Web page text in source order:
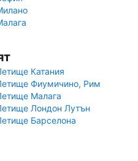
Катания
Фиумичино, Рим
Малага
Лондон Лутън
Барселона